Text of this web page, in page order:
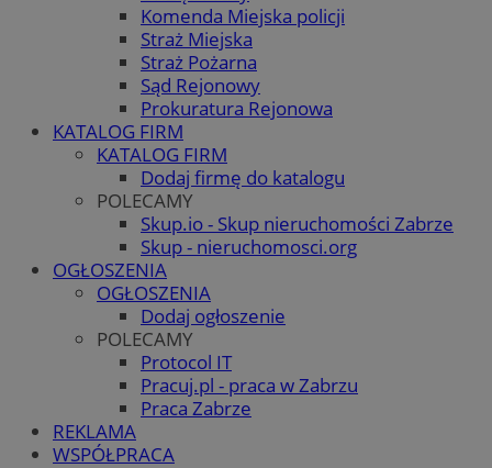
Komenda Miejska policji
Straż Miejska
Straż Pożarna
Sąd Rejonowy
Prokuratura Rejonowa
KATALOG FIRM
KATALOG FIRM
Dodaj firmę do katalogu
POLECAMY
Skup.io - Skup nieruchomości Zabrze
Skup - nieruchomosci.org
OGŁOSZENIA
OGŁOSZENIA
Dodaj ogłoszenie
POLECAMY
Protocol IT
Pracuj.pl - praca w Zabrzu
Praca Zabrze
REKLAMA
WSPÓŁPRACA